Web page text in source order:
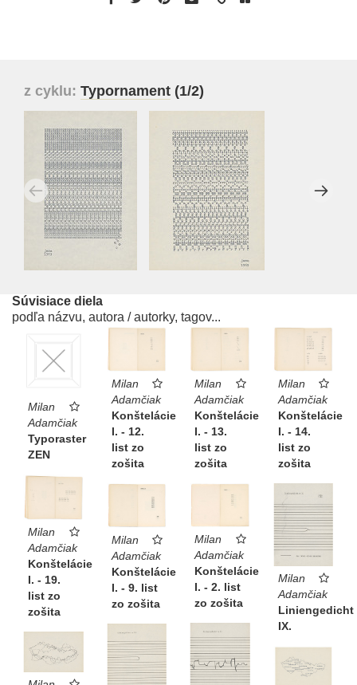
z cyklu: Typornament (1/2)
Súvisiace diela
podľa názvu, autora / autorky, tagov...
Milan
Adamčiak
Typoraster
ZEN
Milan
Adamčiak
Konštelácie
I. - 12.
list zo
zošita
Milan
Adamčiak
Konštelácie
I. - 13.
list zo
zošita
Milan
Adamčiak
Konštelácie
I. - 14.
list zo
zošita
Milan
Adamčiak
Konštelácie
I. - 19.
list zo
zošita
Milan
Adamčiak
Konštelácie
I. - 2. list
zo zošita
Milan
Adamčiak
Konštelácie
I. - 9. list
zo zošita
Milan
Adamčiak
Liniengedicht
IX.